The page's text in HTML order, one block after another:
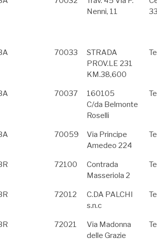
Nenni, 11
70033
STRADA
PROV.LE 231
KM.38,600
70037
160105
C/da Belmonte
Roselli
70059
Via Principe
Amedeo 224
72100
Contrada
Masseriola 2
72012
C.DA PALCHI
s.n.c
72021
Via Madonna
delle Grazie